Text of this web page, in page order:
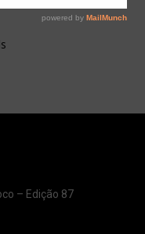
– Edição 87